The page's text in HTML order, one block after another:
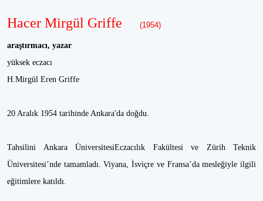
Hacer Mirgül Griffe (1954)
araştırmacı, yazar
yüksek eczacı
H.Mirgül Eren Griffe
20 Aralık 1954 tarihinde Ankara'da doğdu.
Tahsilini Ankara ÜniversitesiEczacılık Fakültesi ve Zürih Teknik
Üniversitesi’nde tamamladı. Viyana, İsviçre ve Fransa’da mesleğiyle ilgili
eğitimlere katıldı.